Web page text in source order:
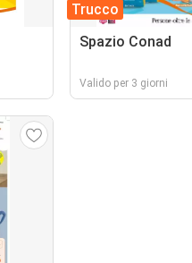
Trucco
Spazio Conad
Valido per 3 giorni